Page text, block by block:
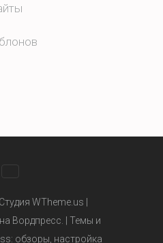
WTheme.us |
Вордпресс. | Темы и
: обзоры, настройка